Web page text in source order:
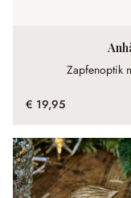
Zapfenoptik
€ 19,95